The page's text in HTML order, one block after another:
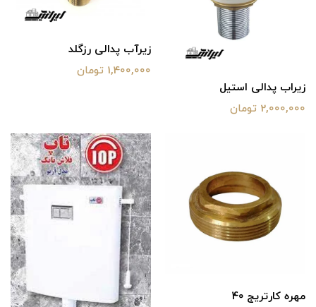
زیراب پدالی استیل
2,000,000 تومان
زیرآب پدالی رزگلد
1,400,000 تومان
مهره کارتریج 40